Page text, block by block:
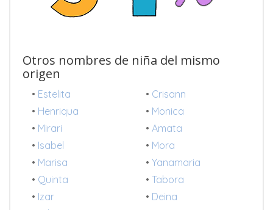
Otros nombres de niña del mismo
origen
• Estelita • Crisann
• Henriqua • Monica
• Mirari • Amata
• Isabel • Mora
• Marisa • Yanamaria
• Quinta • Tabora
• Izar • Deina